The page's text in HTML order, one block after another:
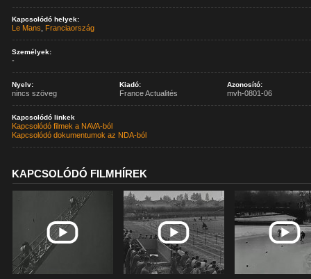
Kapcsolódó helyek:
Le Mans Franciaország
Személyek:
-
Nyelv:
nincs szöveg
Kiadó:
France Actualités
Azonosító:
mvh-0801-06
Kapcsolódó linkek
Kapcsolódó filmek a NAVA-ból
Kapcsolódó dokumentumok az NDA-ból
KAPCSOLÓDÓ FILMHÍREK